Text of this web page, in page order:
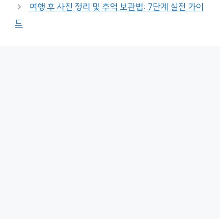
여행 후 사진 정리 및 추억 보관법: 7단계 실전 가이
드